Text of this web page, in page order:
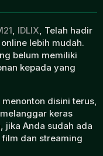
, IDLIX, Telah hadir
lebih mudah.
belum memiliki
kepada yang
disini terus,
keras
jika Anda sudah ada
dan streaming